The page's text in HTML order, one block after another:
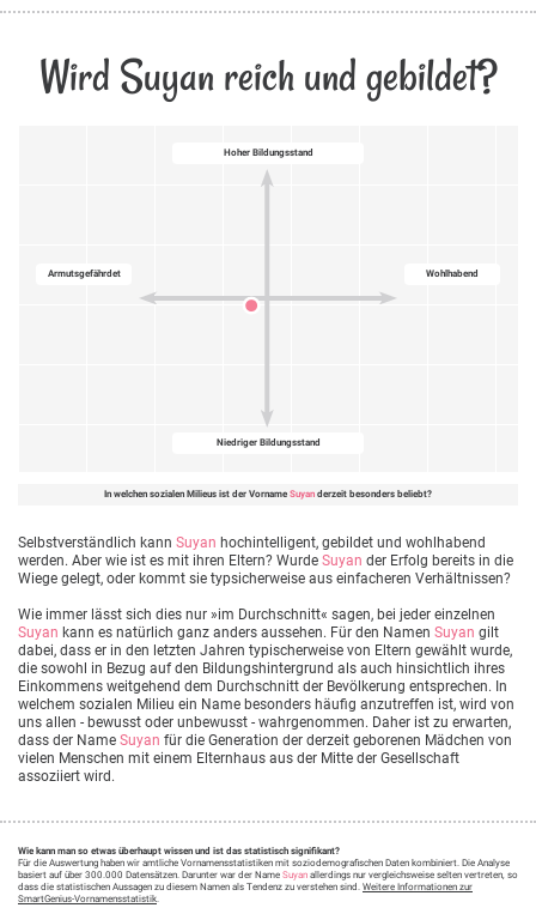
Wird Suyan reich und gebildet?
Hoher Bildungsstand
Wohlhabend
Niedriger Bildungsstand
Armutsgefährdet
In welchen sozialen Milieus ist der Vorname Suyan derzeit besonders beliebt?
Selbstverständlich kann Suyan hochintelligent, gebildet und wohlhabend
werden. Aber wie ist es mit ihren Eltern? Wurde Suyan der Erfolg bereits in die
Wiege gelegt, oder kommt sie typsicherweise aus einfacheren Verhältnissen?
Wie immer lässt sich dies nur »im Durchschnitt« sagen, bei jeder einzelnen
Suyan kann es natürlich ganz anders aussehen. Für den Namen Suyan gilt
dabei, dass er in den letzten Jahren typischerweise von Eltern gewählt wurde,
die sowohl in Bezug auf den Bildungshintergrund als auch hinsichtlich ihres
Einkommens weitgehend dem Durchschnitt der Bevölkerung entsprechen. In
welchem sozialen Milieu ein Name besonders häufig anzutreffen ist, wird von
uns allen - bewusst oder unbewusst - wahrgenommen. Daher ist zu erwarten,
dass der Name Suyan für die Generation der derzeit geborenen Mädchen von
vielen Menschen mit einem Elternhaus aus der Mitte der Gesellschaft
assoziiert wird.
Wie kann man so etwas überhaupt wissen und ist das statistisch signifikant?
Für die Auswertung haben wir amtliche Vornamensstatistiken mit soziodemografischen Daten kombiniert. Die Analyse
basiert auf über 300.000 Datensätzen. Darunter war der Name Suyan allerdings nur vergleichsweise selten vertreten, so
dass die statistischen Aussagen zu diesem Namen als Tendenz zu verstehen sind. Weitere Informationen zur
SmartGenius-Vornamensstatistik.